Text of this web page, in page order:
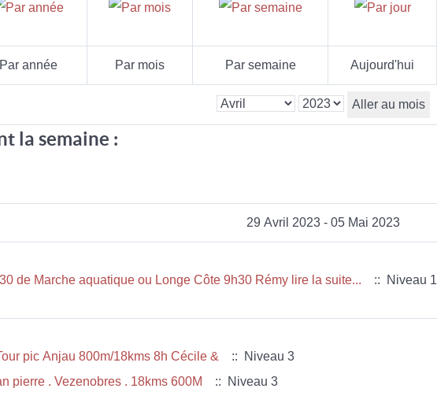
Par année Par mois Par semaine Aujourd'hui
Aller au mois
la semaine :
29 Avril 2023 - 05 Mai 2023
de Marche aquatique ou Longe Côte 9h30 Rémy lire la suite... :: Niveau 1
pic Anjau 800m/18kms 8h Cécile &
:: Niveau 3
pierre . Vezenobres . 18kms 600M
:: Niveau 3